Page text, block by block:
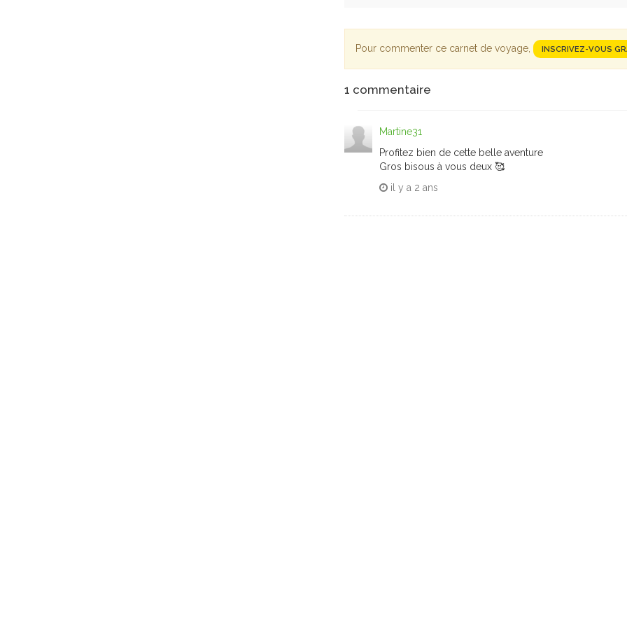
Pour commenter ce carnet de voyage, INSCRIVEZ-VOUS
1 commentaire
Martine31
Profitez bien de cette belle aventure
Gros bisous à vous deux 🥰
il y a 2 ans